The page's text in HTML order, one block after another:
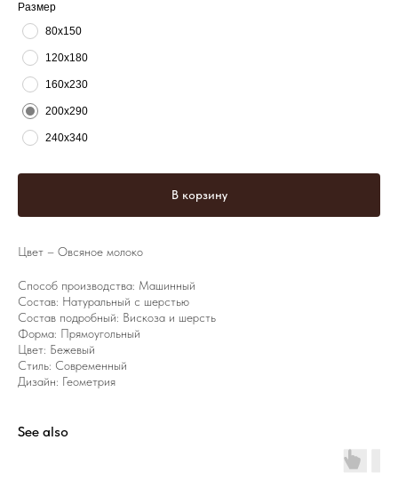
Размер
80х150
120х180
160х230
200х290
240х340
В корзину
Цвет – Овсяное молоко
Способ производства: Машинный
Состав: Натуральный с шерстью
Состав подробный: Вискоза и шерсть
Форма: Прямоугольный
Цвет: Бежевый
Стиль: Современный
Дизайн: Геометрия
See also